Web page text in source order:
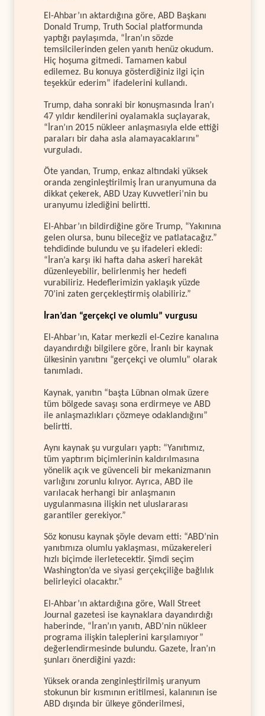
El-Ahbar’ın aktardığına göre, ABD Başkanı
Donald Trump, Truth Social platformunda
yaptığı paylaşımda, “İran’ın sözde
temsilcilerinden gelen yanıtı henüz okudum.
Hiç hoşuma gitmedi. Tamamen kabul
edilemez. Bu konuya gösterdiğiniz ilgi için
teşekkür ederim” ifadelerini kullandı.
Trump, daha sonraki bir konuşmasında İran’ı
47 yıldır kendilerini oyalamakla suçlayarak,
“İran’ın 2015 nükleer anlaşmasıyla elde ettiği
paraları bir daha asla alamayacaklarını”
vurguladı.
Öte yandan, Trump, enkaz altındaki yüksek
oranda zenginleştirilmiş İran uranyumuna da
dikkat çekerek, ABD Uzay Kuvvetleri’nin bu
uranyumu izlediğini belirtti.
El-Ahbar’ın bildirdiğine göre Trump, “Yakınına
gelen olursa, bunu bileceğiz ve patlatacağız.”
tehdidinde bulundu ve şu ifadeleri ekledi:
“İran’a karşı iki hafta daha askerî harekât
düzenleyebilir, belirlenmiş her hedefi
vurabiliriz. Hedeflerimizin yaklaşık yüzde
70’ini zaten gerçekleştirmiş olabiliriz.”
İran’dan “gerçekçi ve olumlu” vurgusu
El-Ahbar’ın, Katar merkezli el-Cezire kanalına
dayandırdığı bilgilere göre, İranlı bir kaynak
ülkesinin yanıtını “gerçekçi ve olumlu” olarak
tanımladı.
Kaynak, yanıtın “başta Lübnan olmak üzere
tüm bölgede savaşı sona erdirmeye ve ABD
ile anlaşmazlıkları çözmeye odaklandığını”
belirtti.
Aynı kaynak şu vurguları yaptı: “Yanıtımız,
tüm yaptırım biçimlerinin kaldırılmasına
yönelik açık ve güvenceli bir mekanizmanın
varlığını zorunlu kılıyor. Ayrıca, ABD ile
varılacak herhangi bir anlaşmanın
uygulanmasına ilişkin net uluslararası
garantiler gerekiyor.”
Söz konusu kaynak şöyle devam etti: “ABD’nin
yanıtımıza olumlu yaklaşması, müzakereleri
hızlı biçimde ilerletecektir. Şimdi seçim
Washington’da ve siyasi gerçekçiliğe bağlılık
belirleyici olacaktır.”
El-Ahbar’ın aktardığına göre, Wall Street
Journal gazetesi ise kaynaklara dayandırdığı
haberinde, “İran’ın yanıtı, ABD’nin nükleer
programa ilişkin taleplerini karşılamıyor”
değerlendirmesinde bulundu. Gazete, İran’ın
şunları önerdiğini yazdı:
Yüksek oranda zenginleştirilmiş uranyum
stokunun bir kısmının eritilmesi, kalanının ise
ABD dışında bir ülkeye gönderilmesi,